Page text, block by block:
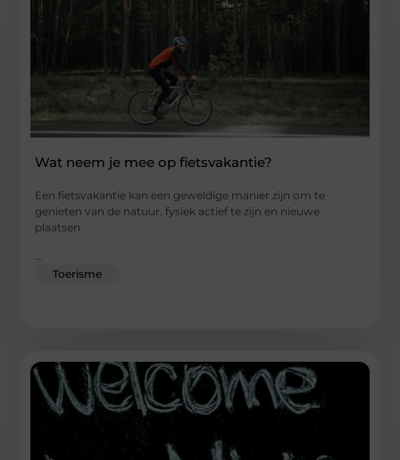
Wat neem je mee op fietsvakantie?
Een fietsvakantie kan een geweldige manier zijn om te
genieten van de natuur, fysiek actief te zijn en nieuwe
plaatsen
Toerisme